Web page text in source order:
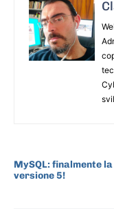
MySQL: finalmente la
versione 5!